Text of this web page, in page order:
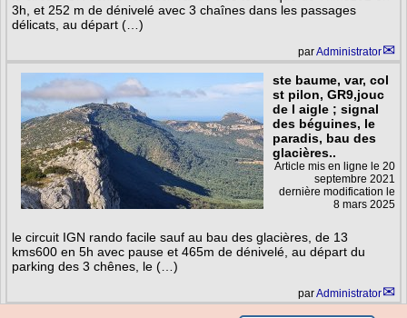
3h, et 252 m de dénivelé avec 3 chaînes dans les passages
délicats, au départ (…)
parAdministrator
ste baume, var, col
st pilon, GR9,jouc
de l aigle ; signal
des béguines, le
paradis, bau des
glacières..
le circuit IGN rando facile sauf au bau des glacières, de 13
kms600 en 5h avec pause et 465m de dénivelé, au départ du
parking des 3 chênes, le (…)
Article mis en ligne le 20
septembre 2021
dernière modification le
8 mars 2025
parAdministrator